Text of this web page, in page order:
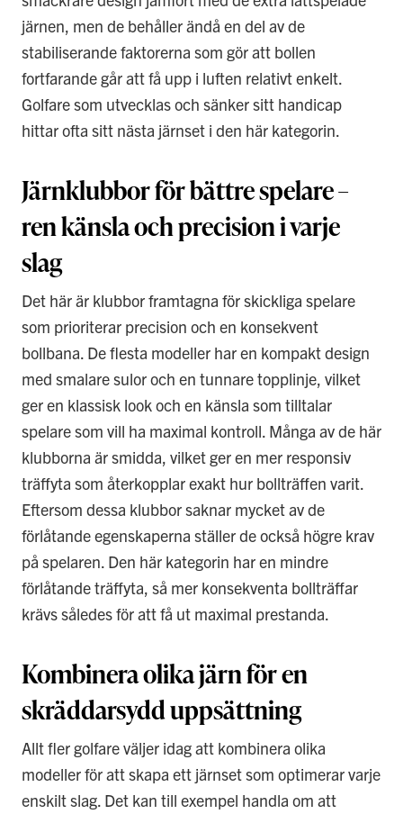
järnen, men de behåller ändå en del av de
stabiliserande faktorerna som gör att bollen
fortfarande går att få upp i luften relativt enkelt.
Golfare som utvecklas och sänker sitt handicap
hittar ofta sitt nästa järnset i den här kategorin.
Järnklubbor för bättre spelare –
ren känsla och precision i varje
slag
Det här är klubbor framtagna för skickliga spelare
som prioriterar precision och en konsekvent
bollbana. De flesta modeller har en kompakt design
med smalare sulor och en tunnare topplinje, vilket
ger en klassisk look och en känsla som tilltalar
spelare som vill ha maximal kontroll. Många av de här
klubborna är smidda, vilket ger en mer responsiv
träffyta som återkopplar exakt hur bollträffen varit.
Eftersom dessa klubbor saknar mycket av de
förlåtande egenskaperna ställer de också högre krav
på spelaren. Den här kategorin har en mindre
förlåtande träffyta, så mer konsekventa bollträffar
krävs således för att få ut maximal prestanda.
Kombinera olika järn för en
skräddarsydd uppsättning
Allt fler golfare väljer idag att kombinera olika
modeller för att skapa ett järnset som optimerar varje
enskilt slag. Det kan till exempel handla om att